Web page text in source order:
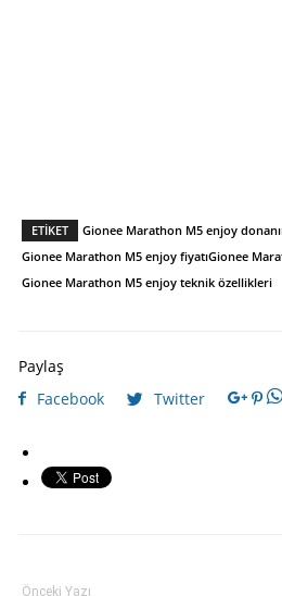
ETIKET
Gionee Marathon M5 enjoy
Gionee Marathon M5 enjoy fiyatıGionee
Gionee Marathon M5 enjoy teknik özellikleri
Paylaş
Facebook
Twitter
Önceki Yazı